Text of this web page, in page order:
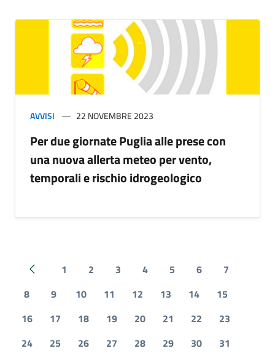
AVVISI 22 NOVEMBRE 2023
Per due giornate Puglia alle prese con
una nuova allerta meteo per vento,
temporali e rischio idrogeologico
Pagina precedente
1 2 3 4 5 6
7
8
9 10 11 12 13 14
15
16
17 18 19 20 21 22
23
24
25 26 27 28 29 30
31